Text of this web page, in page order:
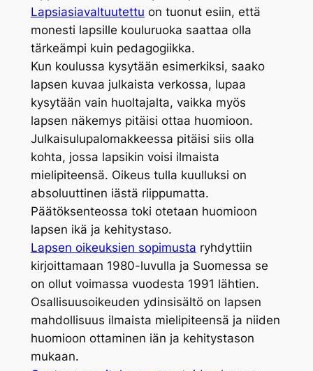
Lapsiasiavaltuutettu on tuonut esiin, että
monesti lapsille kouluruoka saattaa olla
tärkeämpi kuin pedagogiikka.
Kun koulussa kysytään esimerkiksi, saako
lapsen kuvaa julkaista verkossa, lupaa
kysytään vain huoltajalta, vaikka myös
lapsen näkemys pitäisi ottaa huomioon.
Julkaisulupalomakkeessa pitäisi siis olla
kohta, jossa lapsikin voisi ilmaista
mielipiteensä. Oikeus tulla kuulluksi on
absoluuttinen iästä riippumatta.
Päätöksenteossa toki otetaan huomioon
lapsen ikä ja kehitystaso.
Lapsen oikeuksien sopimusta ryhdyttiin
kirjoittamaan 1980-luvulla ja Suomessa se
on ollut voimassa vuodesta 1991 lähtien.
Osallisuusoikeuden ydinsisältö on lapsen
mahdollisuus ilmaista mielipiteensä ja niiden
huomioon ottaminen iän ja kehitystason
mukaan.